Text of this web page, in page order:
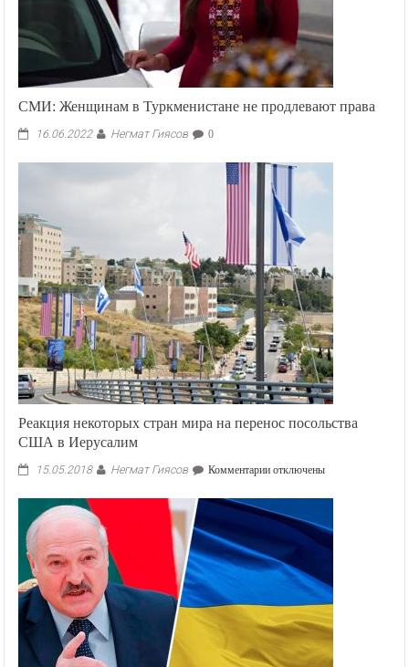
СМИ: Женщинам в Туркменистане не продлевают права
16.06.2022 Негмат Гиясов 0
Реакция некоторых стран мира на перенос посольства
США в Иерусалим
15.05.2018 Негмат Гиясов Комментариик
Реакция
некоторых
мира
на
перенос
посольства
США
в
Иерусалим
отключены